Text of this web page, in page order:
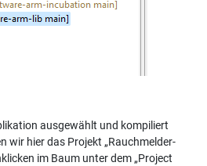
ausgewählt und kompiliert
wir hier das Projekt „Rauchmelder-
im Baum unter dem „Project